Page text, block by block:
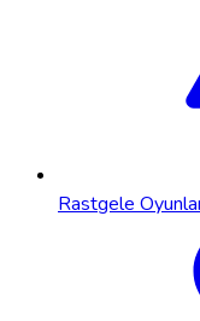
Rastgele